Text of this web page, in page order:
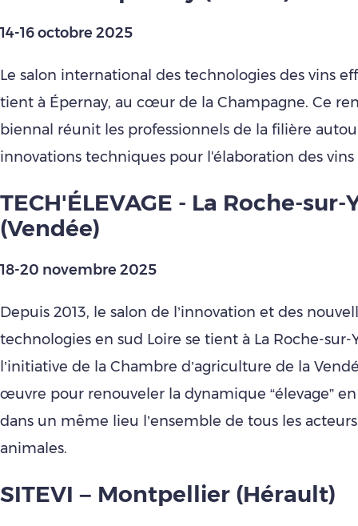
14-16 octobre 2025
Le salon international des technologies des vins
tient à Épernay, au cœur de la Champagne. Ce
biennal réunit les professionnels de la filière
innovations techniques pour l'élaboration des vins
TECH'ÉLEVAGE - La Roche-sur-
(Vendée)
18-20 novembre 2025
Depuis 2013, le salon de l’innovation et des
technologies en sud Loire se tient à La Roche-sur-
l’initiative de la Chambre d’agriculture de la
œuvre pour renouveler la dynamique “élevage”
dans un même lieu l’ensemble de tous les
animales.
SITEVI – Montpellier (Hérault)